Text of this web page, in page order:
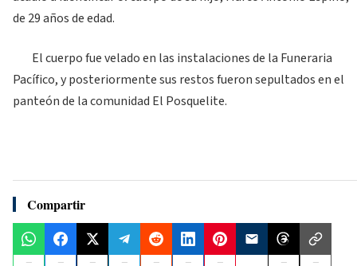
de 29 años de edad.
El cuerpo fue velado en las instalaciones de la Funeraria
Pacífico, y posteriormente sus restos fueron sepultados en el
panteón de la comunidad El Posquelite.
Compartir